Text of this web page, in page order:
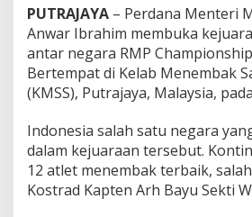
a
M
e
n
e
b
a
k
d
i
PUTRAJAYA – Perdana Menteri
Anwar Ibrahim membuka
antar negara RMP
Bertempat di Kelab Menembak
(KMSS), Putrajaya, Malaysia,
Indonesia salah satu negara
dalam kejuaraan tersebut.
12 atlet menembak terbaik,
Kostrad Kapten Arh Bayu Sekti